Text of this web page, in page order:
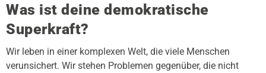
Was ist deine demokratische
Superkraft?
Wir leben in einer komplexen Welt, die viele Menschen
verunsichert. Wir stehen Problemen gegenüber, die nicht